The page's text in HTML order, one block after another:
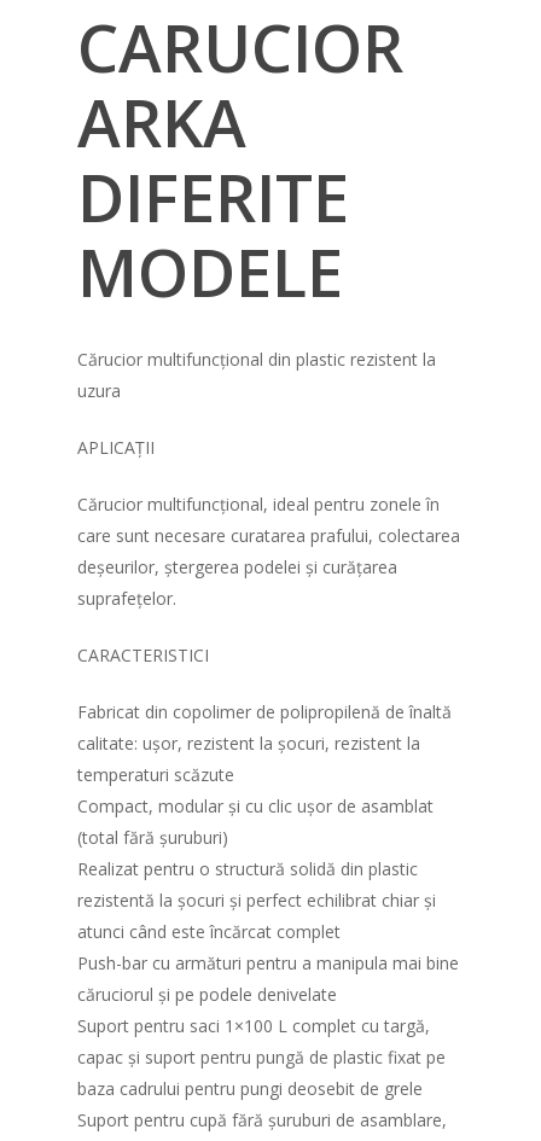
CARUCIOR
ARKA
DIFERITE
MODELE
Cărucior multifuncțional din plastic rezistent la
uzura
APLICAȚII
Cărucior multifuncțional, ideal pentru zonele în
care sunt necesare curatarea prafului, colectarea
deșeurilor, ștergerea podelei și curățarea
suprafețelor.
CARACTERISTICI
Fabricat din copolimer de polipropilenă de înaltă
calitate: ușor, rezistent la șocuri, rezistent la
temperaturi scăzute
Compact, modular și cu clic ușor de asamblat
(total fără șuruburi)
Realizat pentru o structură solidă din plastic
rezistentă la șocuri și perfect echilibrat chiar și
atunci când este încărcat complet
Push-bar cu armături pentru a manipula mai bine
căruciorul și pe podele denivelate
Suport pentru saci 1×100 L complet cu targă,
capac și suport pentru pungă de plastic fixat pe
baza cadrului pentru pungi deosebit de grele
Suport pentru cupă fără șuruburi de asamblare,